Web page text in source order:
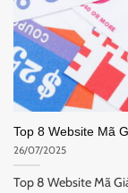
Top 8 Website Mã
26/07/2025
Top 8 Website Mã